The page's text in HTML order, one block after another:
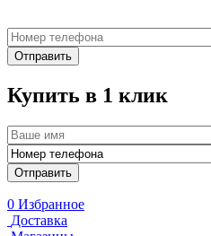
Купить в 1 клик
0 Избранное
Доставка